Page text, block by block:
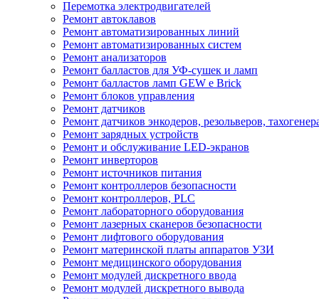
Перемотка электродвигателей
Ремонт автоклавов
Ремонт автоматизированных линий
Ремонт автоматизированных систем
Ремонт анализаторов
Ремонт балластов для УФ-сушек и ламп
Ремонт балластов ламп GEW e Brick
Ремонт блоков управления
Ремонт датчиков
Ремонт датчиков энкодеров, резольверов,
Ремонт зарядных устройств
Ремонт и обслуживание LED-экранов
Ремонт инверторов
Ремонт источников питания
Ремонт контроллеров безопасности
Ремонт контроллеров, PLC
Ремонт лабораторного оборудования
Ремонт лазерных сканеров безопасности
Ремонт лифтового оборудования
Ремонт материнской платы аппаратов УЗИ
Ремонт медицинского оборудования
Ремонт модулей дискретного ввода
Ремонт модулей дискретного вывода